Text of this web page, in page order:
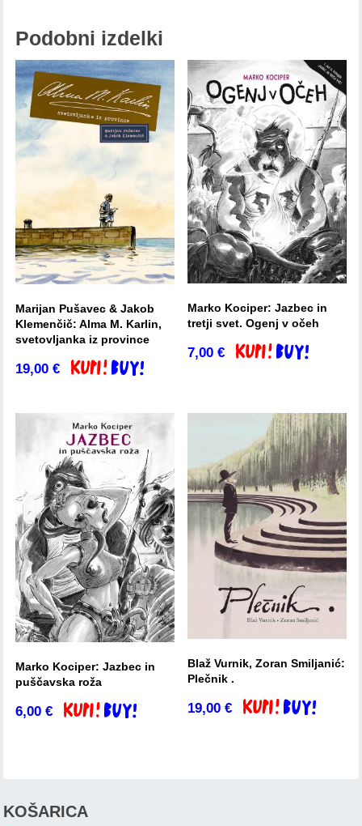
Podobni izdelki
Marijan Pušavec & Jakob
Klemenčič: Alma M. Karlin,
svetovljanka iz province
19,00€ Dodaj v košarico
Marko Kociper: Jazbec in
tretji svet. Ogenj v očeh
7,00€ Dodaj v košarico
Marko Kociper: Jazbec in
puščavska roža
6,00€ Dodaj v košarico
Blaž Vurnik, Zoran Smiljanić:
Plečnik .
19,00€ Dodaj v košarico
KOŠARICA